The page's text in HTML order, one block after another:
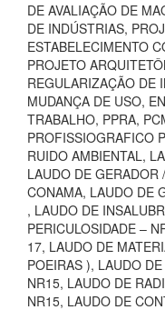
DE AVALIAÇÃO DE
DE INDÚSTRIAS,
ESTABELECIMENTO
PROJETO
REGULARIZAÇÃO DE
MUDANÇA DE USO,
TRABALHO, PPRA,
PROFISSIOGRAFICO
RUIDO AMBIENTAL,
LAUDO DE
CONAMA, LAUDO DE
, LAUDO DE
PERICULOSIDADE –
17, LAUDO DE
POEIRAS ), LAUDO
NR15, LAUDO DE
NR15, LAUDO DE